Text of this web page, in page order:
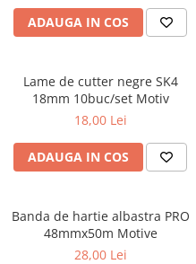
Saci pentru menaj
Elemente pentru prindere si
Coliere din plastic
Lampi pe gaz, fludor
Magneti pentru sudura in
Ventuze
Alte gletiere
Gletiere din inox
ADAUGA IN COS
Lame de cutter negre SK4
18mm 10buc/set Motiv
18,00 Lei
ADAUGA IN COS
Banda de hartie albastra PRO
48mmx50m Motive
28,00 Lei